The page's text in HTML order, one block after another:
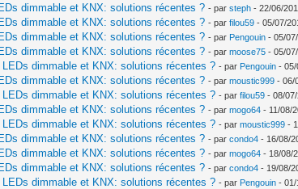
dimmable et KNX: solutions récentes ? - parsteph - 22/06/
dimmable et KNX: solutions récentes ? - parfilou59 - 05/07/
dimmable et KNX: solutions récentes ? - par Pengouin - 05/
dimmable et KNX: solutions récentes ? - parmoose75 - 05/
LEDs dimmable et KNX: solutions récentes ? - par Pengouin - 05/
dimmable et KNX: solutions récentes ? - parmoustic999 - 06/
LEDs dimmable et KNX: solutions récentes ? - parfilou59 - 08/
dimmable et KNX: solutions récentes ? - parmogo64 - 11/08/
LEDs dimmable et KNX: solutions récentes ? - parmoustic999 -
dimmable et KNX: solutions récentes ? - parcondo4 - 16/08/
dimmable et KNX: solutions récentes ? - parmogo64 - 18/08/
dimmable et KNX: solutions récentes ? - parcondo4 - 19/08/
LEDs dimmable et KNX: solutions récentes ? - par Pengouin - 01/